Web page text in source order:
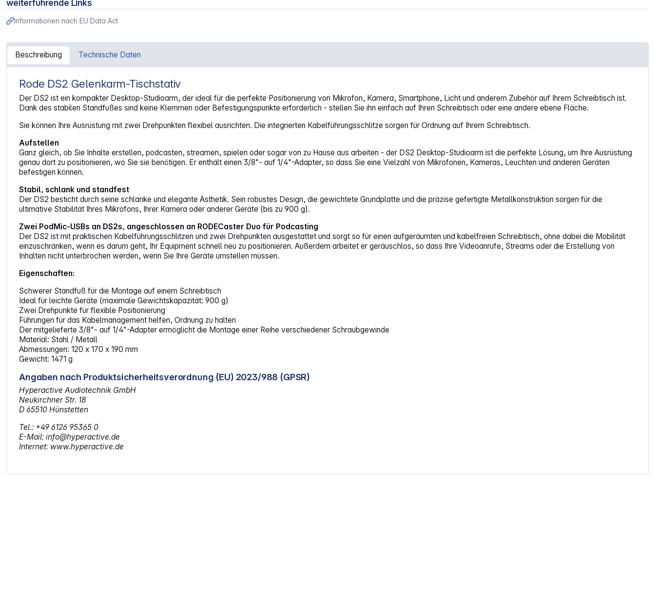
weiterführende Links
Informationen nach EU Data Act
Beschreibung Technische Daten
Artikelinformationen "Rode DS 2 Gelenkarm-Tischstativ"
Rode DS2 Gelenkarm-Tischstativ
Der DS2 ist ein kompakter Desktop-Studioarm, der ideal für die perfekte Positionierung von Mikrofon, Kamera, Smartphone, Licht und anderem Zubehör auf Ihrem Schreibtisch ist.
Dank des stabilen Standfußes sind keine Klemmen oder Befestigungspunkte erforderlich - stellen Sie ihn einfach auf Ihren Schreibtisch oder eine andere ebene Fläche.
Sie können Ihre Ausrüstung mit zwei Drehpunkten flexibel ausrichten. Die integrierten Kabelführungsschlitze sorgen für Ordnung auf Ihrem Schreibtisch.
Aufstellen
Ganz gleich, ob Sie Inhalte erstellen, podcasten, streamen, spielen oder sogar von zu Hause aus arbeiten - der DS2 Desktop-Studioarm ist die perfekte Lösung, um Ihre Ausrüstung
genau dort zu positionieren, wo Sie sie benötigen. Er enthält einen 3/8"- auf 1/4"-Adapter, so dass Sie eine Vielzahl von Mikrofonen, Kameras, Leuchten und anderen Geräten
befestigen können.
Stabil, schlank und standfest
Der DS2 besticht durch seine schlanke und elegante Ästhetik. Sein robustes Design, die gewichtete Grundplatte und die präzise gefertigte Metallkonstruktion sorgen für die
ultimative Stabilität Ihres Mikrofons, Ihrer Kamera oder anderer Geräte (bis zu 900 g).
Zwei PodMic-USBs an DS2s, angeschlossen an RODECaster Duo für Podcasting
Der DS2 ist mit praktischen Kabelführungsschlitzen und zwei Drehpunkten ausgestattet und sorgt so für einen aufgeräumten und kabelfreien Schreibtisch, ohne dabei die Mobilität
einzuschränken, wenn es darum geht, Ihr Equipment schnell neu zu positionieren. Außerdem arbeitet er geräuschlos, so dass Ihre Videoanrufe, Streams oder die Erstellung von
Inhalten nicht unterbrochen werden, wenn Sie Ihre Geräte umstellen müssen.
Eigenschaften:
Schwerer Standfuß für die Montage auf einem Schreibtisch
Ideal für leichte Geräte (maximale Gewichtskapazität: 900 g)
Zwei Drehpunkte für flexible Positionierung
Führungen für das Kabelmanagement helfen, Ordnung zu halten
Der mitgelieferte 3/8"- auf 1/4"-Adapter ermöglicht die Montage einer Reihe verschiedener Schraubgewinde
Material: Stahl / Metall
Abmessungen: 120 x 170 x 190 mm
Gewicht: 1471 g
Angaben nach Produktsicherheitsverordnung (EU) 2023/988 (GPSR)
Hyperactive Audiotechnik GmbH
Neukirchner Str. 18
D 65510 Hünstetten
Tel.: +49 6126 95365 0
E-Mail: info@hyperactive.de
Internet: www.hyperactive.de